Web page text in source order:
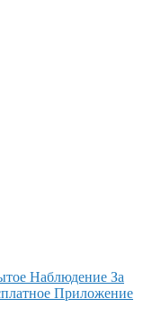
Наблюдение За
Приложение